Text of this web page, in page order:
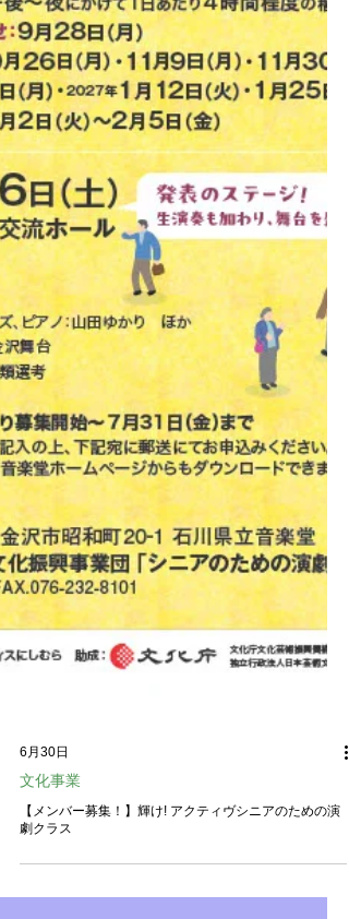
6月30日
文化事業
【メンバー募集！】輝け! アクティヴシニアのための演